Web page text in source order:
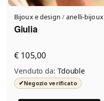
Bijoux e design /anelli-bijoux
Giulia
€ 105,00
Venduto da: Tdouble
✔Negozio verificato